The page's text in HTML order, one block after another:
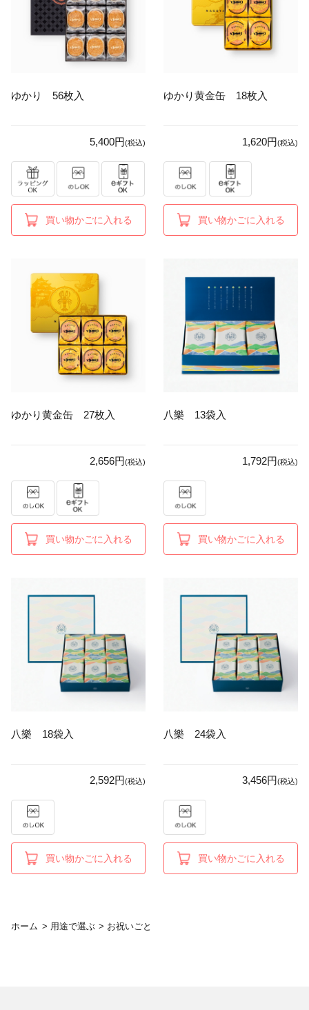
ゆかり 56枚入
5,400円(税込)
買い物かごに入れる
ゆかり黄金缶 18枚入
1,620円(税込)
買い物かごに入れる
ゆかり黄金缶 27枚入
2,656円(税込)
買い物かごに入れる
八樂 13袋入
1,792円(税込)
買い物かごに入れる
八樂 18袋入
2,592円(税込)
買い物かごに入れる
八樂 24袋入
3,456円(税込)
買い物かごに入れる
ホーム > 用途で選ぶ > お祝いごと